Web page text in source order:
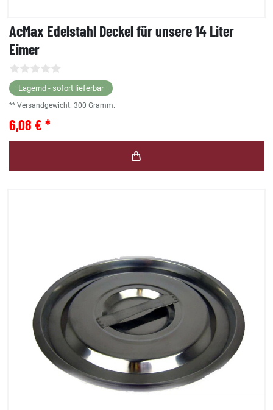
AcMax Edelstahl Deckel für unsere 14 Liter
Eimer
Lagernd - sofort lieferbar
** Versandgewicht: 300 Gramm.
6,08 € *